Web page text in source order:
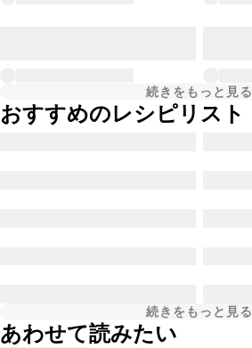
続きをもっと見る
おすすめのレシピリスト
続きをもっと見る
あわせて読みたい